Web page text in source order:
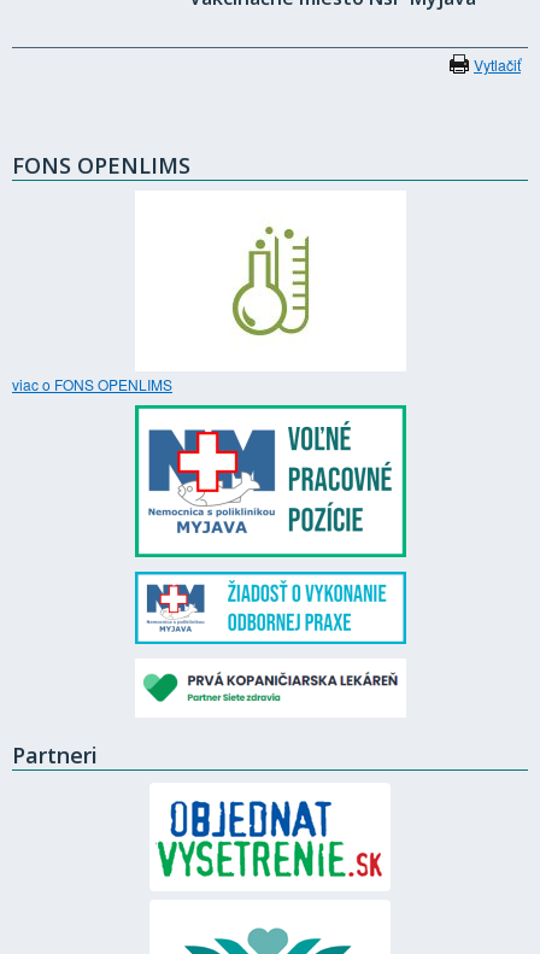
Vytlačiť
FONS OPENLIMS
viac o FONS OPENLIMS
Partneri